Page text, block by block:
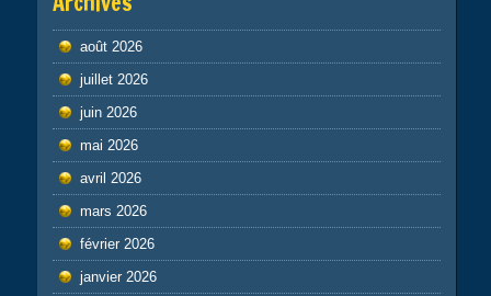
août 2026
juillet 2026
juin 2026
mai 2026
avril 2026
mars 2026
février 2026
janvier 2026